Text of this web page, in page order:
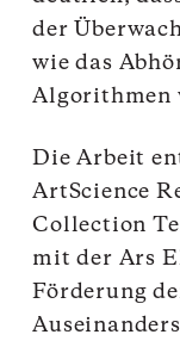
der
wie das
Algorithmen
Die Arbeit
ArtScience
Collection
mit der Ars
Förderung